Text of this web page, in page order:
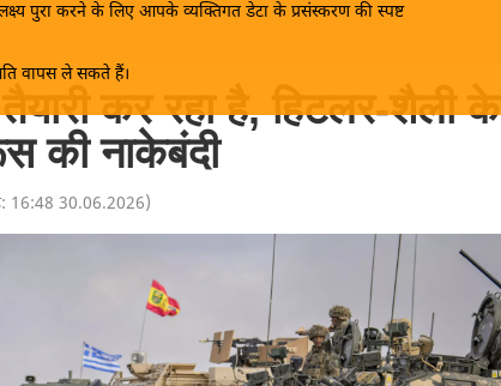
पुरा करने के लिए आपके व्यक्तिगत डेटा के प्रसंस्करण की स्पष्ट
वापस ले सकते हैं।
तैयारी कर रहा है, हिटलर-शैली के
की नाकेबंदी
16:48 30.06.2026)